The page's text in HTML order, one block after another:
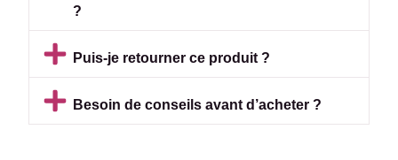
?
Puis-je retourner ce produit ?
Besoin de conseils avant d’acheter ?